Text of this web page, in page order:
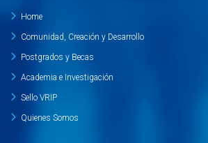
Home
Comunidad, Creación y Desarrollo
Postgrados y Becas
Academia e Investigación
Sello VRIP
Quienes Somos